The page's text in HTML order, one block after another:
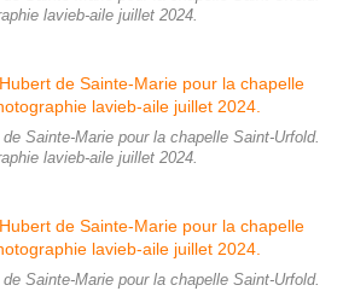
lavieb-aile juillet 2024.
Sainte-Marie pour la chapelle Saint-Urfold.
lavieb-aile juillet 2024.
Sainte-Marie pour la chapelle Saint-Urfold.